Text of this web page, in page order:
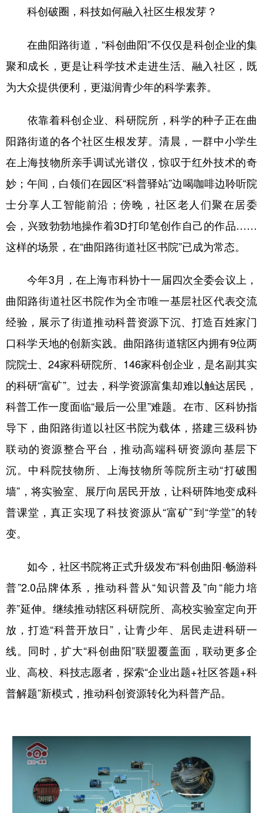
科创破圈，科技如何融入社区生根发芽？
在曲阳路街道，“科创曲阳”不仅仅是科创企业的集
聚和成长，更是让科学技术走进生活、融入社区，既
为大众提供便利，更滋润青少年的科学素养。
依靠着科创企业、科研院所，科学的种子正在曲
阳路街道的各个社区生根发芽。清晨，一群中小学生
在上海技物所亲手调试光谱仪，惊叹于红外技术的奇
妙；午间，白领们在园区“科普驿站”边喝咖啡边聆听院
士分享人工智能前沿；傍晚，社区老人们聚在居委
会，兴致勃勃地操作着3D打印笔创作自己的作品……
这样的场景，在“曲阳路街道社区书院”已成为常态。
今年3月，在上海市科协十一届四次全委会议上，
曲阳路街道社区书院作为全市唯一基层社区代表交流
经验，展示了街道推动科普资源下沉、打造百姓家门
口科学天地的创新实践。曲阳路街道辖区内拥有9位两
院院士、24家科研院所、146家科创企业，是名副其实
的科研“富矿”。过去，科学资源富集却难以触达居民，
科普工作一度面临“最后一公里”难题。在市、区科协指
导下，曲阳路街道以社区书院为载体，搭建三级科协
联动的资源整合平台，推动高端科研资源向基层下
沉。中科院技物所、上海技物所等院所主动“打破围
墙”，将实验室、展厅向居民开放，让科研阵地变成科
普课堂，真正实现了科技资源从“富矿”到“学堂”的转
变。
如今，社区书院将正式升级发布“科创曲阳·畅游科
普”2.0品牌体系，推动科普从“知识普及”向“能力培
养”延伸。继续推动辖区科研院所、高校实验室定向开
放，打造“科普开放日”，让青少年、居民走进科研一
线。同时，扩大“科创曲阳”联盟覆盖面，联动更多企
业、高校、科技志愿者，探索“企业出题+社区答题+科
普解题”新模式，推动科创资源转化为科普产品。